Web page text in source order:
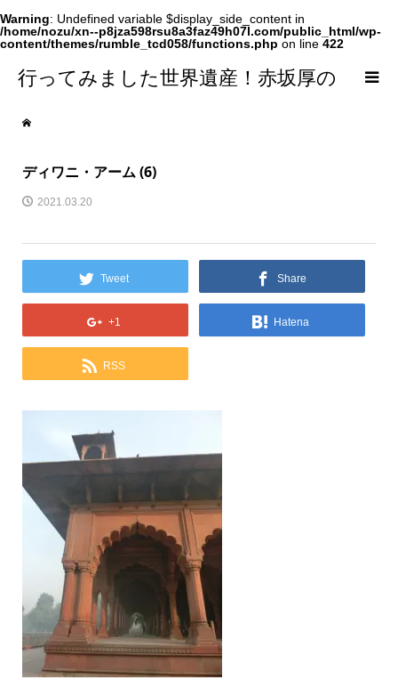
Warning: Undefined variable $display_side_content in
/home/nozu/xn--p8jza598rsu8a3faz49h07l.com/public_html/wp-
content/themes/rumble_tcd058/functions.php on line 422
行ってみました世界遺産！赤坂厚の
world Heritage
ディワニ・アーム (6)
2021.03.20
Tweet Share
+1 Hatena
RSS